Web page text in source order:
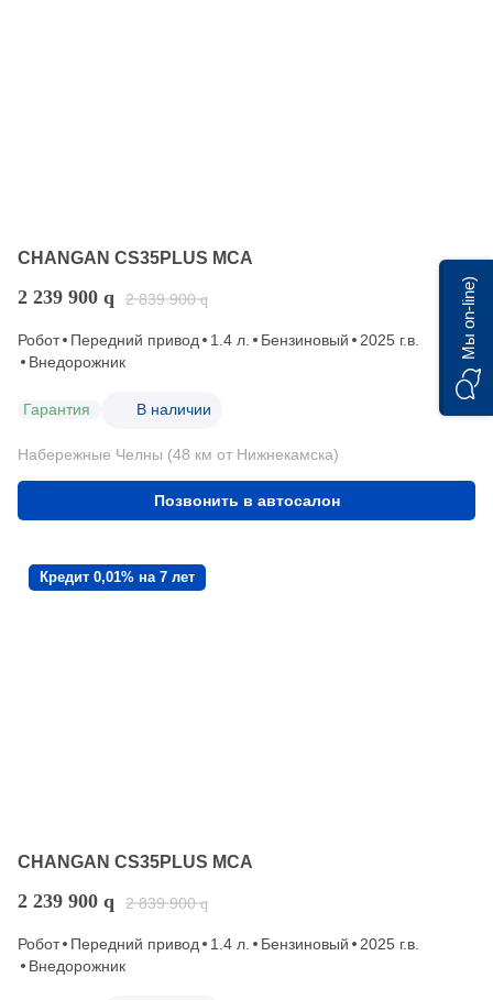
CHANGAN CS35PLUS MCA
2 239 900 q 2 839 900 q
Робот Передний привод 1.4 л. Бензиновый
2025 г.в.
Внедорожник
Гарантия В наличии
Набережные Челны (48 км от Нижнекамска)
Позвонить в автосалон
Кредит 0,01% на 7 лет
CHANGAN CS35PLUS MCA
2 239 900 q 2 839 900 q
Робот Передний привод 1.4 л. Бензиновый
2025 г.в.
Внедорожник
Мы on-line)